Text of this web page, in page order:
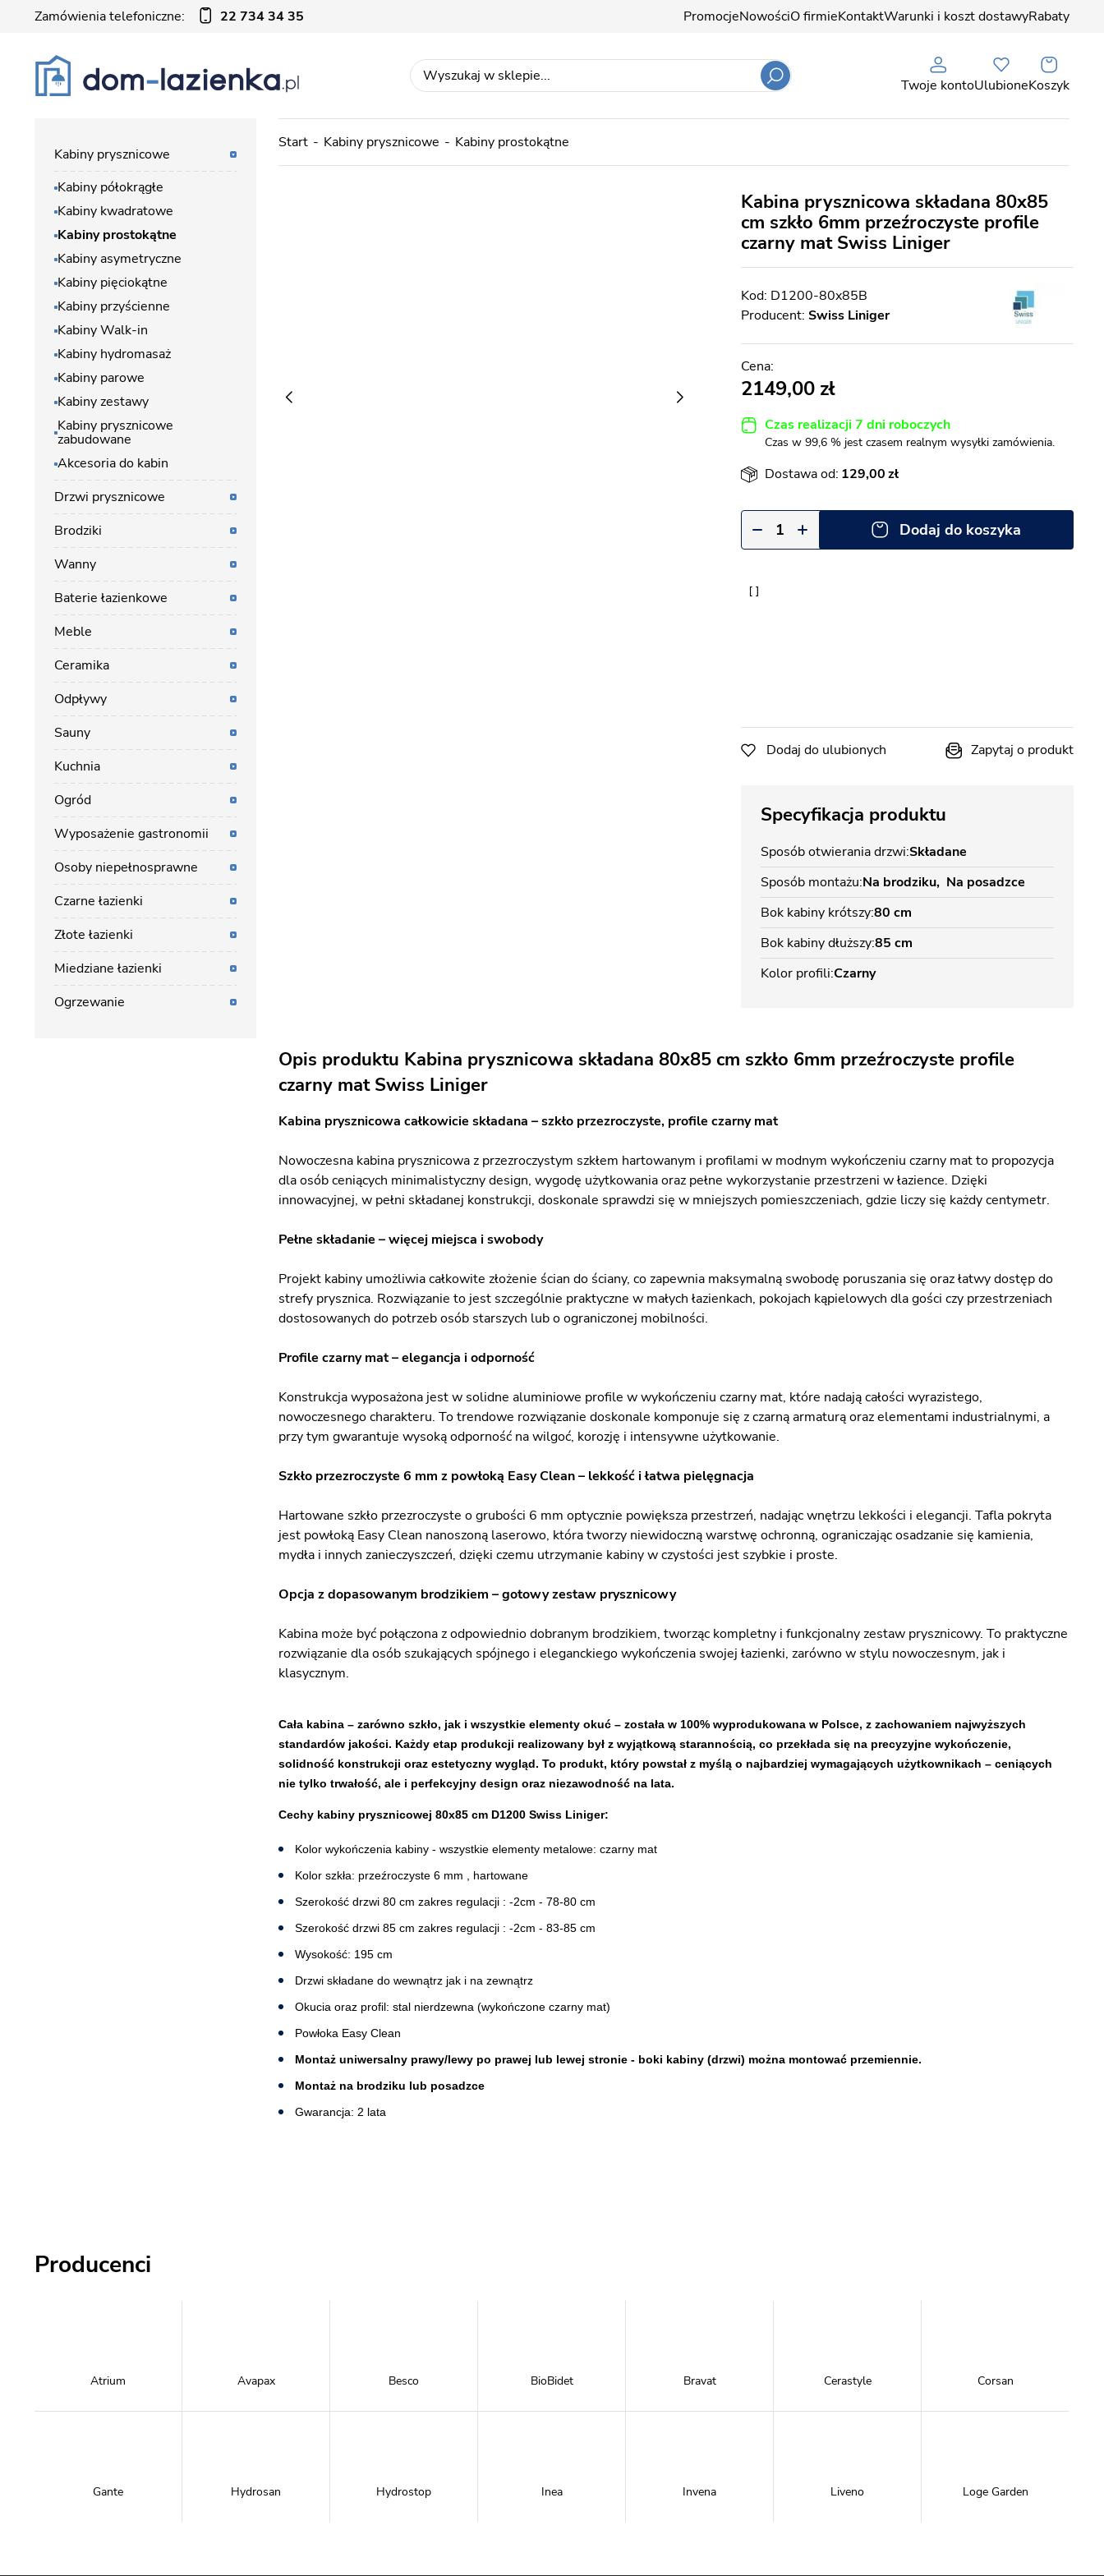
Zamówienia telefoniczne: 22 734 34 35 PromocjeNowościO firmieKontaktWarunki i koszt dostawyRabaty
Twoje kontoUlubioneKoszyk
Start Kabiny prysznicowe Kabiny prostokątne
Kabina prysznicowa składana 80x85
cm szkło 6mm przeźroczyste profile
czarny mat Swiss Liniger
D1200-80x85B
Producent: Swiss Liniger
2149,00
Czas realizacji 7 dni roboczych
Czas w 99,6 % jest czasem realnym wysyłki zamówienia.
Dostawa od: 129,00
Dodaj do koszyka
Dodaj do ulubionych Zapytaj o produkt
Specyfikacja produktu
Sposób otwierania drzwi Składane
Sposób montażu Na brodziku Na posadzce
Bok kabiny krótszy80 cm
Bok kabiny dłuższy85 cm
Kolor profili Czarny
Opis produktu Kabina prysznicowa składana 80x85 cm szkło 6mm przeźroczyste profile
czarny mat Swiss Liniger
Kabina prysznicowa całkowicie składana – szkło przezroczyste, profile czarny mat
Nowoczesna kabina prysznicowa z przezroczystym szkłem hartowanym i profilami w modnym wykończeniu czarny mat to propozycja
dla osób ceniących minimalistyczny design, wygodę użytkowania oraz pełne wykorzystanie przestrzeni w łazience. Dzięki
innowacyjnej, w pełni składanej konstrukcji, doskonale sprawdzi się w mniejszych pomieszczeniach, gdzie liczy się każdy centymetr.
Pełne składanie – więcej miejsca i swobody
Projekt kabiny umożliwia całkowite złożenie ścian do ściany, co zapewnia maksymalną swobodę poruszania się oraz łatwy dostęp do
strefy prysznica. Rozwiązanie to jest szczególnie praktyczne w małych łazienkach, pokojach kąpielowych dla gości czy przestrzeniach
dostosowanych do potrzeb osób starszych lub o ograniczonej mobilności.
Profile czarny mat – elegancja i odporność
Konstrukcja wyposażona jest w solidne aluminiowe profile w wykończeniu czarny mat, które nadają całości wyrazistego,
nowoczesnego charakteru. To trendowe rozwiązanie doskonale komponuje się z czarną armaturą oraz elementami industrialnymi, a
przy tym gwarantuje wysoką odporność na wilgoć, korozję i intensywne użytkowanie.
Szkło przezroczyste 6 mm z powłoką Easy Clean – lekkość i łatwa pielęgnacja
Hartowane szkło przezroczyste o grubości 6 mm optycznie powiększa przestrzeń, nadając wnętrzu lekkości i elegancji. Tafla pokryta
jest powłoką Easy Clean nanoszoną laserowo, która tworzy niewidoczną warstwę ochronną, ograniczając osadzanie się kamienia,
mydła i innych zanieczyszczeń, dzięki czemu utrzymanie kabiny w czystości jest szybkie i proste.
Opcja z dopasowanym brodzikiem – gotowy zestaw prysznicowy
Kabina może być połączona z odpowiednio dobranym brodzikiem, tworząc kompletny i funkcjonalny zestaw prysznicowy. To praktyczne
rozwiązanie dla osób szukających spójnego i eleganckiego wykończenia swojej łazienki, zarówno w stylu nowoczesnym, jak i
klasycznym.
Cała kabina – zarówno szkło, jak i wszystkie elementy okuć – została w 100% wyprodukowana w Polsce, z zachowaniem najwyższych
standardów jakości. Każdy etap produkcji realizowany był z wyjątkową starannością, co przekłada się na precyzyjne wykończenie,
solidność konstrukcji oraz estetyczny wygląd. To produkt, który powstał z myślą o najbardziej wymagających użytkownikach – ceniących
nie tylko trwałość, ale i perfekcyjny design oraz niezawodność na lata.
Cechy kabiny prysznicowej 80x85 cm D1200 Swiss Liniger:
Kolor wykończenia kabiny - wszystkie elementy metalowe: czarny mat
Kolor szkła: przeźroczyste 6 mm , hartowane
Szerokość drzwi 80 cm zakres regulacji : -2cm - 78-80 cm
Szerokość drzwi 85 cm zakres regulacji : -2cm - 83-85 cm
Wysokość: 195 cm
Drzwi składane do wewnątrz jak i na zewnątrz
Okucia oraz profil: stal nierdzewna (wykończone czarny mat)
Powłoka Easy Clean
Montaż uniwersalny prawy/lewy po prawej lub lewej stronie - boki kabiny (drzwi) można montować przemiennie.
Montaż na brodziku lub posadzce
Gwarancja: 2 lata
Kabiny prysznicowe
Kabiny półokrągłe
Kabiny kwadratowe
Kabiny prostokątne
Kabiny asymetryczne
Kabiny pięciokątne
Kabiny przyścienne
Kabiny Walk-in
Kabiny hydromasaż
Kabiny parowe
Kabiny zestawy
Kabiny prysznicowe
zabudowane
Akcesoria do kabin
Drzwi prysznicowe
Brodziki
Wanny
Baterie łazienkowe
Meble
Ceramika
Odpływy
Sauny
Kuchnia
Ogród
Wyposażenie gastronomii
Osoby niepełnosprawne
Czarne łazienki
Złote łazienki
Miedziane łazienki
Ogrzewanie
Producenci
Atrium Avapax Besco BioBidet Bravat Cerastyle Corsan
Gante Hydrosan Hydrostop Inea Invena Liveno Loge Garden